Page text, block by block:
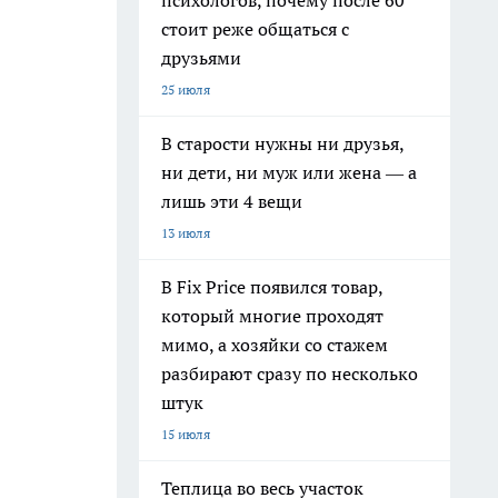
стоит реже общаться с
друзьями
25 июля
В старости нужны ни друзья,
ни дети, ни муж или жена — а
лишь эти 4 вещи
13 июля
В Fix Price появился товар,
который многие проходят
мимо, а хозяйки со стажем
разбирают сразу по несколько
штук
15 июля
Теплица во весь участок